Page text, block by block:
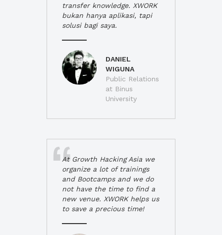
transfer knowledge. XWORK
bukan hanya aplikasi, tapi
solusi bagi saya.
DANIEL
WIGUNA
Public Relations
at Binus
University
At Growth Hacking Asia we
organize a lot of trainings
and Bootcamps and we do
not have the time to find a
new venue. XWORK helps us
to save a precious time!